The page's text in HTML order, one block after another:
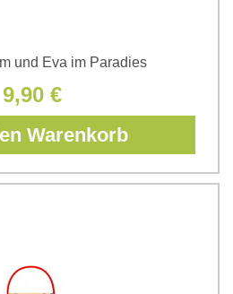
und Eva im Paradies
9,90 €
Warenkorb